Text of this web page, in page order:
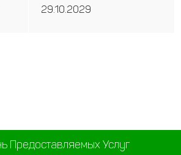
29.10.2029
Предоставляемых Услуг